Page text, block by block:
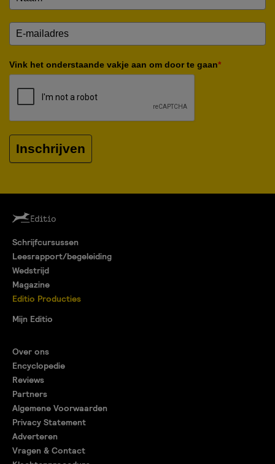
Vink het onderstaande vakje aan om door te gaan*
Inschrijven
Schrijfcursussen
Leesrapport/begeleiding
Wedstrijd
Magazine
Editio Producties
Mijn Editio
Over ons
Encyclopedie
Reviews
Partners
Algemene Voorwaarden
Privacy Statement
Adverteren
Vragen & Contact